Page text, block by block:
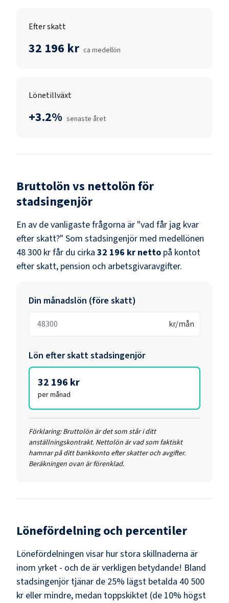
Efter skatt
32 196 kr ca medellön
Lönetillväxt
+3.2% senaste året
Bruttolön vs nettolön för
stadsingenjör
En av de vanligaste frågorna är "vad får jag kvar
efter skatt?" Som stadsingenjör med medellönen
48 300 krfår du cirka 32 196 kr netto på kontot
efter skatt, pension och arbetsgivaravgifter.
Din månadslön (före skatt)
kr/mån
Lön efter skattstadsingenjör
32 196 kr
per månad
Förklaring: Bruttolön är det som står i ditt
anställningskontrakt. Nettolön är vad som faktiskt
hamnar på ditt bankkonto efter skatter och avgifter.
Beräkningen ovan är förenklad.
Lönefördelning och percentiler
Lönefördelningen visar hur stora skillnaderna är
inom yrket - och de är verkligen betydande! Bland
stadsingenjör tjänar de 25% lägst betalda 40 500
kr eller mindre, medan toppskiktet (de 10% högst